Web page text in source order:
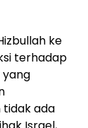
ke
terhadap
tidak ada